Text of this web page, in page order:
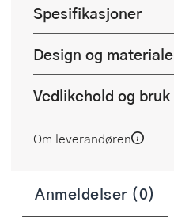
Spesifikasjoner
Design og materiale
Vedlikehold og bruk
Om leverandøren
Anmeldelser (0)